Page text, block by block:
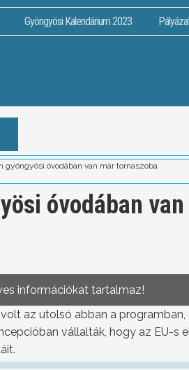
Gyöngyösi Kalendárium 2023
gyöngyösi óvodában van már tornaszoba
óvodában
információkat tartalmaz!
az utolsó abban a
vállalták, hogy az EU-s